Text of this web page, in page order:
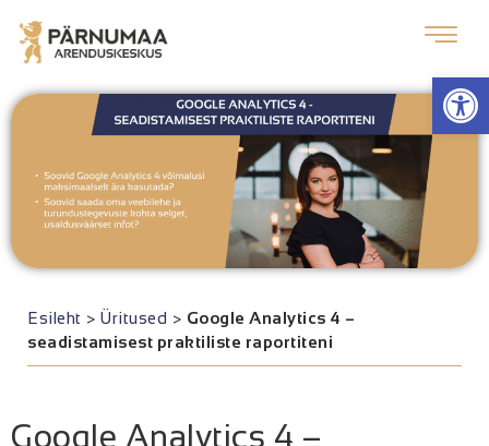
Esileht > Üritused > Google Analytics 4 –
seadistamisest praktiliste raportiteni
Google Analytics 4 –